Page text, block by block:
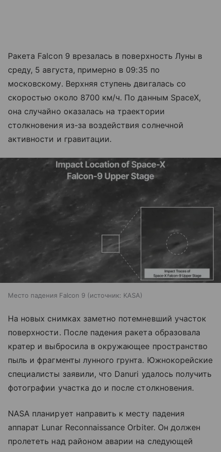
Ракета Falcon 9 врезалась в поверхность Луны в
среду, 5 августа, примерно в 09:35 по
московскому. Верхняя ступень двигалась со
скоростью около 8700 км/ч. По данным SpaceX,
она случайно оказалась на траектории
столкновения из-за воздействия солнечной
активности и гравитации.
Место падения Falcon 9 источник: KASA
На новых снимках заметно потемневший участок
поверхности. После падения ракета образовала
кратер и выбросила в окружающее пространство
пыль и фрагменты лунного грунта. Южнокорейские
специалисты заявили, что Danuri удалось получить
фотографии участка до и после столкновения.
NASA планирует направить к месту падения
аппарат Lunar Reconnaissance Orbiter. Он должен
пролететь над районом аварии на следующей